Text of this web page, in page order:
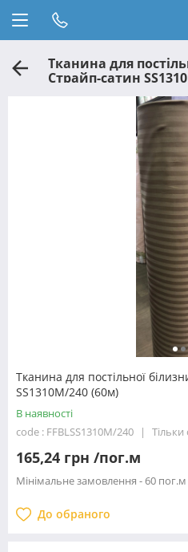
Тканина для
Страйп-сатин
Тканина для постільної
SS1310M/240 (60м)
В наявності
code : FFBLSS1310M/240
Тільки
165,24 грн /пог.м
Мінімальне замовлення - 60 пог.м
До обраного